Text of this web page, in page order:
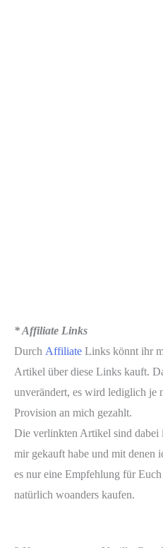
* Affiliate Links
Durch Affiliate Links könnt ihr
Artikel über diese Links kauft.
unverändert, es wird lediglich je
Provision an mich gezahlt.
Die verlinkten Artikel sind dabei
mir gekauft habe und mit denen
es nur eine Empfehlung für
natürlich woanders kaufen.